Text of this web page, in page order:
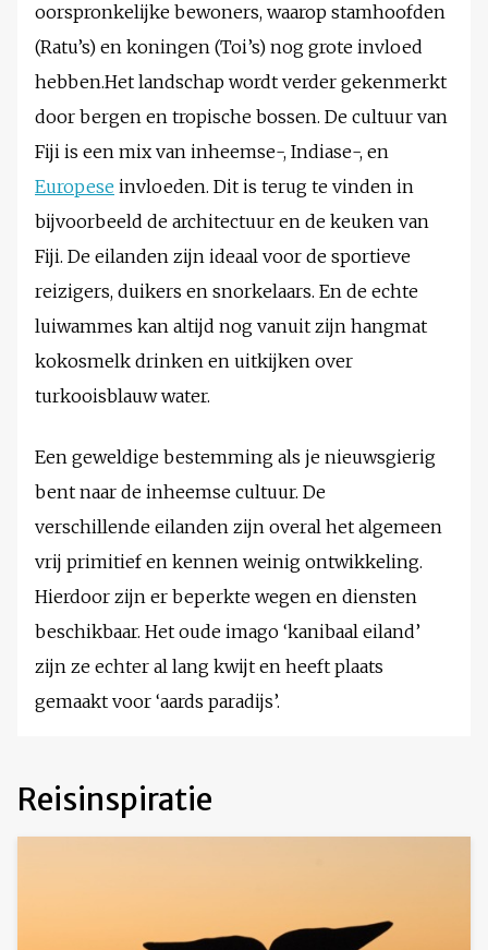
oorspronkelijke bewoners, waarop stamhoofden
(Ratu’s) en koningen (Toi’s) nog grote invloed
hebben.Het landschap wordt verder gekenmerkt
door bergen en tropische bossen. De cultuur van
Fiji is een mix van inheemse-, Indiase-, en
Europese invloeden. Dit is terug te vinden in
bijvoorbeeld de architectuur en de keuken van
Fiji. De eilanden zijn ideaal voor de sportieve
reizigers, duikers en snorkelaars. En de echte
luiwammes kan altijd nog vanuit zijn hangmat
kokosmelk drinken en uitkijken over
turkooisblauw water.
Een geweldige bestemming als je nieuwsgierig
bent naar de inheemse cultuur. De
verschillende eilanden zijn overal het algemeen
vrij primitief en kennen weinig ontwikkeling.
Hierdoor zijn er beperkte wegen en diensten
beschikbaar. Het oude imago ‘kanibaal eiland’
zijn ze echter al lang kwijt en heeft plaats
gemaakt voor ‘aards paradijs’.
Reisinspiratie